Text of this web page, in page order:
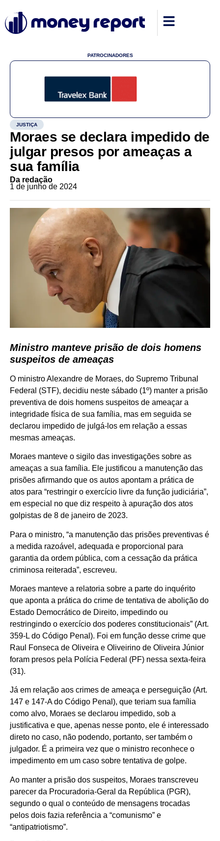
PATROCINADORES
JUSTIÇA
Moraes se declara impedido de
julgar presos por ameaças a
sua família
Da redação
1 de junho de 2024
Ministro manteve prisão de dois homens
suspeitos de ameaças
O ministro Alexandre de Moraes, do Supremo Tribunal
Federal (STF), decidiu neste sábado (1º) manter a prisão
preventiva de dois homens suspeitos de ameaçar a
integridade física de sua família, mas em seguida se
declarou impedido de julgá-los em relação a essas
mesmas ameaças.
Moraes manteve o sigilo das investigações sobre as
ameaças a sua família. Ele justificou a manutenção das
prisões afirmando que os autos apontam a prática de
atos para “restringir o exercício livre da função judiciária”,
em especial no que diz respeito à apuração dos atos
golpistas de 8 de janeiro de 2023.
Para o ministro, “a manutenção das prisões preventivas é
a medida razoável, adequada e proporcional para
garantia da ordem pública, com a cessação da prática
criminosa reiterada”, escreveu.
Moraes manteve a relatoria sobre a parte do inquérito
que aponta a prática do crime de tentativa de abolição do
Estado Democrático de Direito, impedindo ou
restringindo o exercício dos poderes constitucionais” (Art.
359-L do Código Penal). Foi em função desse crime que
Raul Fonseca de Oliveira e Oliveirino de Oliveira Júnior
foram presos pela Polícia Federal (PF) nessa sexta-feira
(31).
Já em relação aos crimes de ameaça e perseguição (Art.
147 e 147-A do Código Penal), que teriam sua família
como alvo, Moraes se declarou impedido, sob a
justificativa e que, apenas nesse ponto, ele é interessado
direto no caso, não podendo, portanto, ser também o
julgador. É a primeira vez que o ministro reconhece o
impedimento em um caso sobre tentativa de golpe.
Ao manter a prisão dos suspeitos, Moraes transcreveu
parecer da Procuradoria-Geral da República (PGR),
segundo o qual o conteúdo de mensagens trocadas
pelos dois fazia referência a “comunismo” e
“antipatriotismo”.